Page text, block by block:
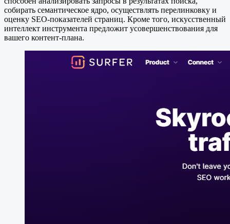
собирать семантическое ядро, осуществлять перелинковку и
оценку SEO-показателей страниц. Кроме того, искусственный
интеллект инструмента предложит усовершенствования для
вашего контент-плана.